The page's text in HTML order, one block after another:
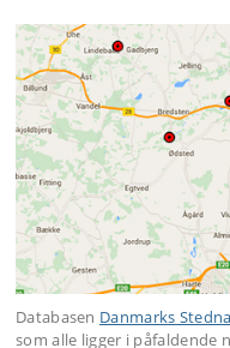
Databasen Danmarks
som alle ligger i